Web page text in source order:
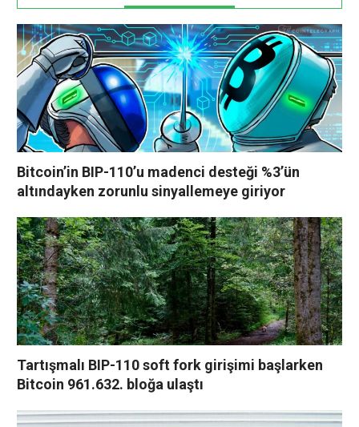
Bitcoin’in BIP-110’u madenci desteği %3’ün
altındayken zorunlu sinyallemeye giriyor
Tartışmalı BIP-110 soft fork girişimi başlarken
Bitcoin 961.632. bloğa ulaştı